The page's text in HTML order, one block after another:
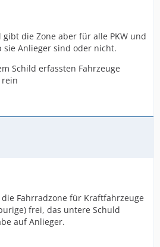
gibt die Zone aber für alle PKW und
Anlieger sind oder nicht.
Schild erfassten Fahrzeuge
Fahrradzone für Kraftfahrzeuge
frei, das untere Schuld
auf Anlieger.